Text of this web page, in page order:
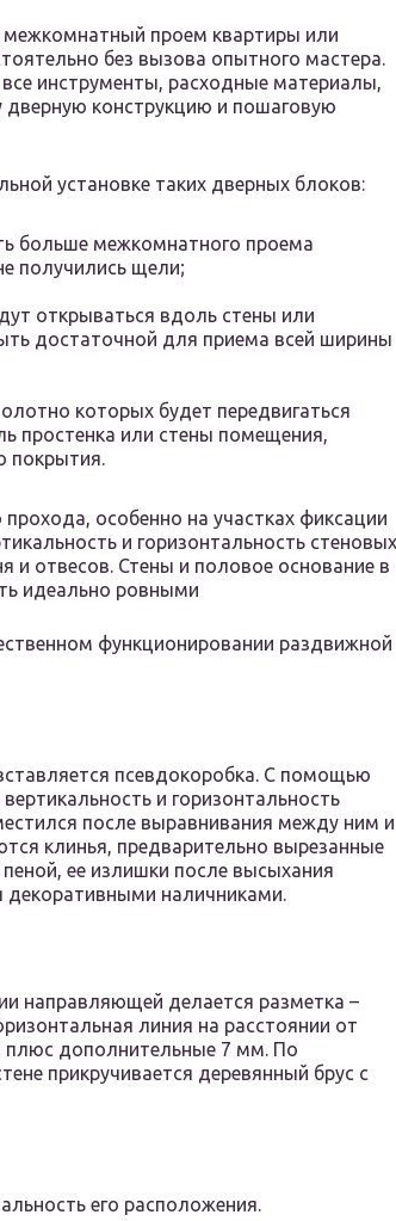
межкомнатный проем квартиры или
без вызова опытного мастера.
инструменты, расходные материалы,
дверную конструкцию и пошаговую
установке таких дверных блоков:
больше межкомнатного проема
получились щели;
открываться вдоль стены или
достаточной для приема всей ширины
которых будет передвигаться
простенка или стены помещения,
покрытия.
особенно на участках фиксации
и горизонтальность стеновых
отвесов. Стены и половое основание в
идеально ровными
функционировании раздвижной
псевдокоробка. С помощью
и горизонтальность
после выравнивания между ним и
клинья, предварительно вырезанные
ее излишки после высыхания
декоративными наличниками.
направляющей делается разметка –
линия на расстоянии от
плюс дополнительные 7 мм. По
прикручивается деревянный брус с
его расположения.